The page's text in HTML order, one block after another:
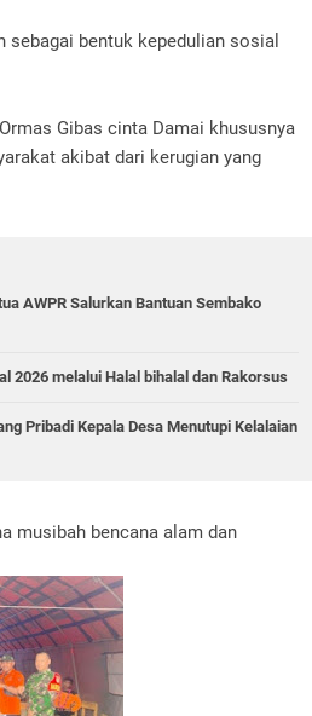
bentuk kepedulian sosial
Gibas cinta Damai khususnya
akibat dari kerugian yang
AWPR Salurkan Bantuan Sembako
2026 melalui Halal bihalal dan Rakorsus
Pribadi Kepala Desa Menutupi Kelalaian
musibah bencana alam dan